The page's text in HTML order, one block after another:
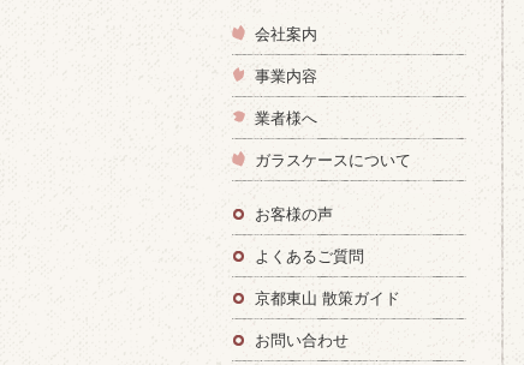
会社案内
事業内容
業者様へ
ガラスケースについて
お客様の声
よくあるご質問
京都東山 散策ガイド
お問い合わせ